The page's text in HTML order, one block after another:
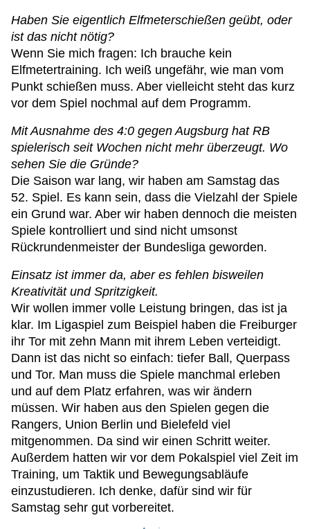
Haben Sie eigentlich Elfmeterschießen geübt, oder
ist das nicht nötig?
Wenn Sie mich fragen: Ich brauche kein
Elfmetertraining. Ich weiß ungefähr, wie man vom
Punkt schießen muss. Aber vielleicht steht das kurz
vor dem Spiel nochmal auf dem Programm.
Mit Ausnahme des 4:0 gegen Augsburg hat RB
spielerisch seit Wochen nicht mehr überzeugt. Wo
sehen Sie die Gründe?
Die Saison war lang, wir haben am Samstag das
52. Spiel. Es kann sein, dass die Vielzahl der Spiele
ein Grund war. Aber wir haben dennoch die meisten
Spiele kontrolliert und sind nicht umsonst
Rückrundenmeister der Bundesliga geworden.
Einsatz ist immer da, aber es fehlen bisweilen
Kreativität und Spritzigkeit.
Wir wollen immer volle Leistung bringen, das ist ja
klar. Im Ligaspiel zum Beispiel haben die Freiburger
ihr Tor mit zehn Mann mit ihrem Leben verteidigt.
Dann ist das nicht so einfach: tiefer Ball, Querpass
und Tor. Man muss die Spiele manchmal erleben
und auf dem Platz erfahren, was wir ändern
müssen. Wir haben aus den Spielen gegen die
Rangers, Union Berlin und Bielefeld viel
mitgenommen. Da sind wir einen Schritt weiter.
Außerdem hatten wir vor dem Pokalspiel viel Zeit im
Training, um Taktik und Bewegungsabläufe
einzustudieren. Ich denke, dafür sind wir für
Samstag sehr gut vorbereitet.